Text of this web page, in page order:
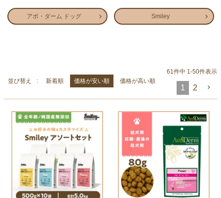
アボ・ダーム ドッグ Smiley
並び替え 新着順 価格が安い順 価格が高い順
61件中 1-50件表示
1 2